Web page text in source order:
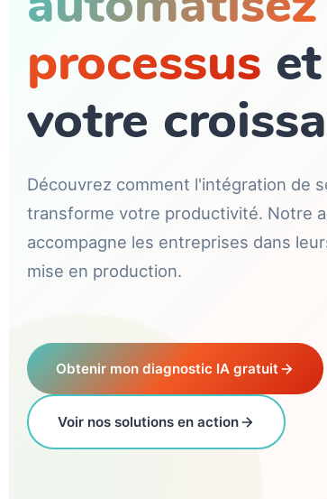
processus
votre
Découvrez comment l'intégration de
transforme votre productivité. Notre
accompagne les entreprises dans
mise en production.
Obtenir mon diagnostic IA gratuit
Voir nos solutions en action